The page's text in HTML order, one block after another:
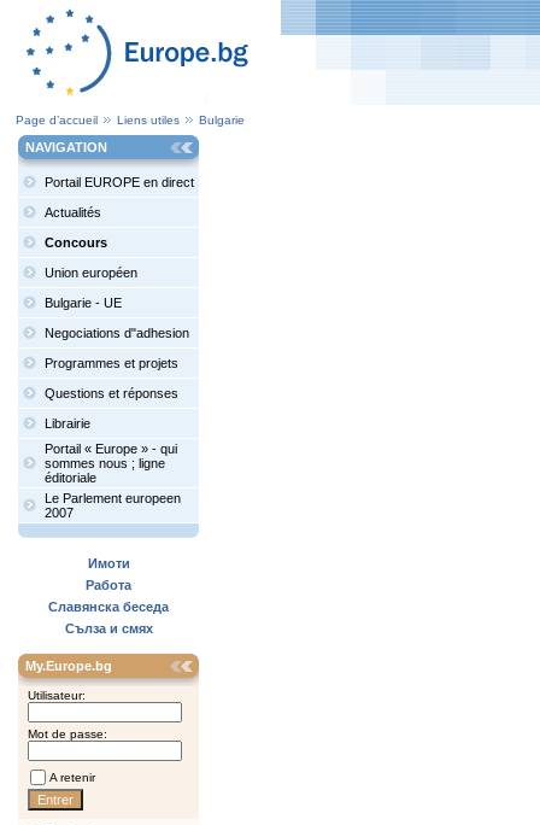
Page d’accueil Liens utiles Bulgarie
NAVIGATION
Portail EUROPE en direct
Actualités
Concours
Union européen
Bulgarie - UE
Negociations d"adhesion
Programmes et projets
Questions et réponses
Librairie
Portail « Europe » - qui
sommes nous ; ligne
éditoriale
Le Parlement europeen
2007
Имоти
Работа
Славянска беседа
Сълза и смях
My.Europe.bg
Utilisateur:
Mot de passe:
A retenir